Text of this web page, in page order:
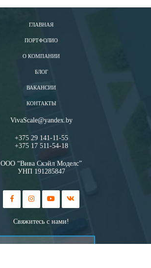
ГЛАВНАЯ
ПОРТФОЛИО
О КОМПАНИИ
БЛОГ
ВАКАНСИИ
КОНТАКТЫ
VivaScale@yandex.by
+375 29 141-11-55
+375 17 511-54-18
ООО “Вива Скэйл Моделс”
УНП 191285847
Свяжитесь с нами!